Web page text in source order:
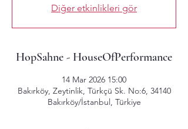
Diğer etkinlikleri gör
HopSahne - HouseOfPerformance
14 Mar 2026 15:00
Bakırköy, Zeytinlik, Türkçü Sk. No:6, 34140
Bakırköy/İstanbul, Türkiye